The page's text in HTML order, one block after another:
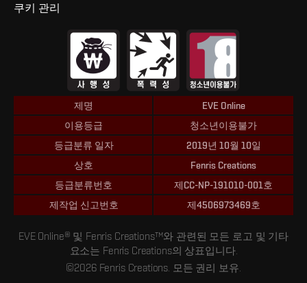
쿠키 관리
제명
EVE Online
이용등급
청소년이용불가
등급분류 일자
2019년 10월 10일
상호
Fenris Creations
등급분류번호
제CC-NP-191010-001호
제작업 신고번호
제4506973469호
EVE Online® 및 Fenris Creations™와 관련된 모든 로고 및 기타
요소는 Fenris Creations의 상표입니다.
©2026 Fenris Creations. 모든 권리 보유.